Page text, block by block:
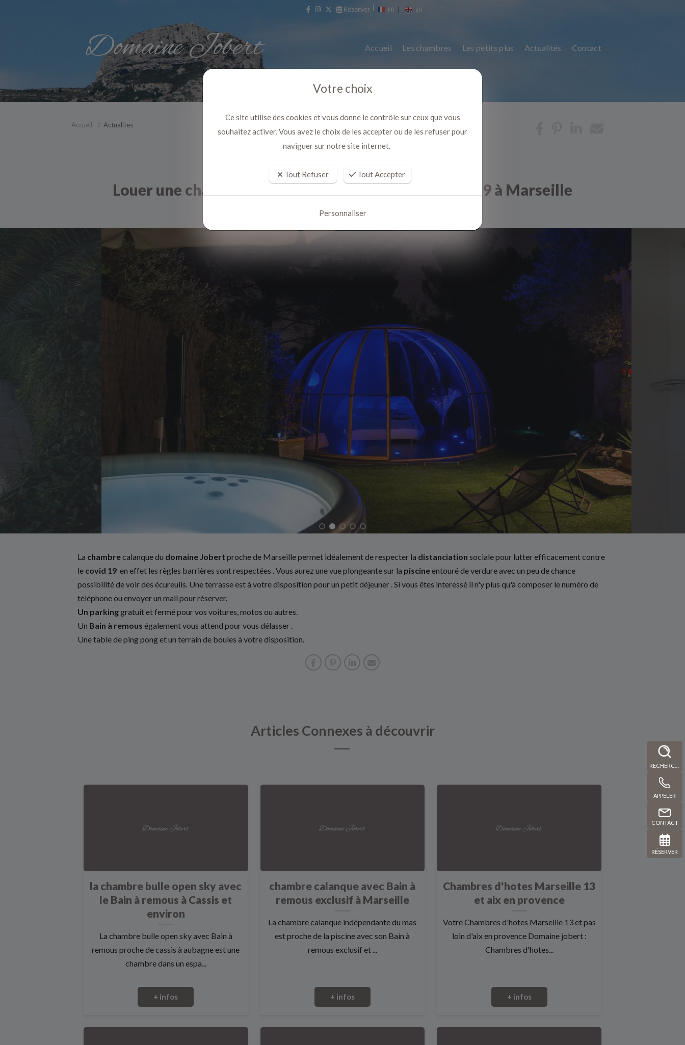
Réserver FR EN
Accueil Les chambres Les petits plus Actualités Contact
APPELER
CONTACT
RÉSERVER
Accueil Actualites
Louer une chambre calanque duo idéal contre covid19 à Marseille
La chambrecalanque du domaine Jobert proche de Marseille permet idéalement de respecter la distanciation sociale pour lutter efficacement contre
le covid 19 en effet les règles barrières sont respectées . Vous aurez une vue plongeante sur la piscineentouré de verdure avec un peu de chance
possibilité de voir des écureuils. Une terrasse est à votre disposition pour un petit déjeuner . Si vous êtes interessé il n'y plus qu'à composer le numéro de
téléphone ou envoyer un mail pour réserver.
Un parkinggratuit et fermé pour vos voitures, motos ou autres.
Un Bain à remous également vous attend pour vous délasser .
Une table de ping pong et un terrain de boules à votre disposition.
Articles Connexes à découvrir
la chambre bulle open sky avec
le Bain à remous à Cassis et
environ
La chambre bulle open sky avec Bain à
remous proche de cassis à aubagne est une
chambre dans un espa...
+ infos
chambre calanque avec Bain à
remous exclusif à Marseille
La chambre calanque indépendante du mas
est proche de la piscine avec son Bain à
remous exclusif et ...
+ infos
Chambres d'hotes Marseille 13
et aix en provence
Votre Chambres d'hotes Marseille 13 et pas
loin d'aix en provence Domaine jobert :
Chambres d'hotes...
+ infos
Votre choix
Ce site utilise des cookies et vous donne le contrôle sur ceux que vous
souhaitez activer. Vous avez le choix de les accepter ou de les refuser pour
naviguer sur notre site internet.
Tout Refuser Tout Accepter
Personnaliser